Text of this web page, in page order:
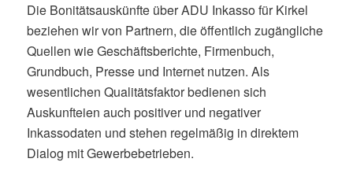
Die Bonitätsauskünfte über ADU Inkasso für Kirkel
beziehen wir von Partnern, die öffentlich zugängliche
Quellen wie Geschäftsberichte, Firmenbuch,
Grundbuch, Presse und Internet nutzen. Als
wesentlichen Qualitätsfaktor bedienen sich
Auskunfteien auch positiver und negativer
Inkassodaten und stehen regelmäßig in direktem
Dialog mit Gewerbebetrieben.